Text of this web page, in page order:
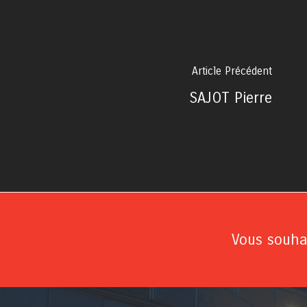
Article Précédent
SAJOT Pierre
Vous